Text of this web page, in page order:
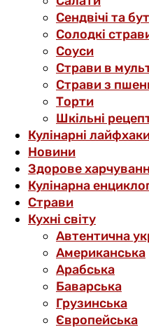
Сендвічі та
Солодкі
Соуси
Страви в
Страви з
Торти
Шкільні
Кулінарні
Новини
Здорове
Кулінарна
Страви
Кухні світу
Автентична
Американська
Арабська
Баварська
Грузинська
Європейська